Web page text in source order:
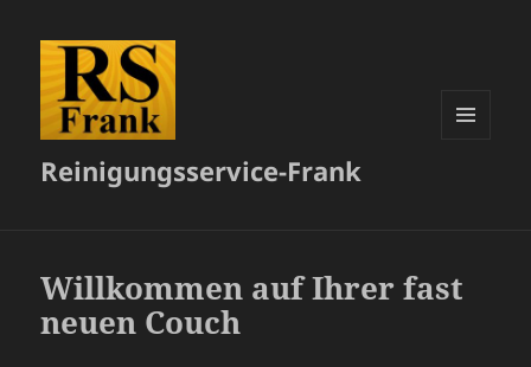
Reinigungsservice-Frank
Willkommen auf Ihrer fast
neuen Couch